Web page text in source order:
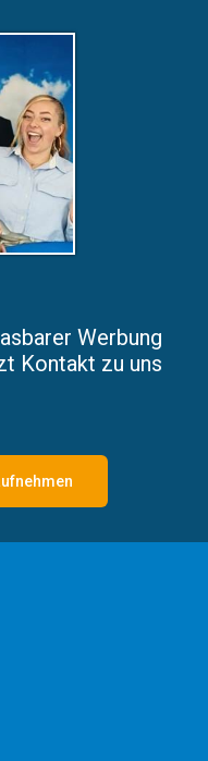
Werbung
Kontakt zu uns